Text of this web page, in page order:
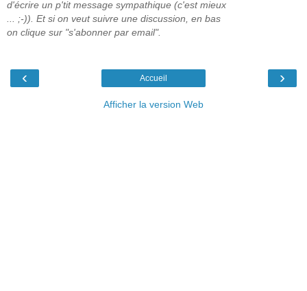
d'écrire un p'tit message sympathique (c'est mieux
... ;-)). Et si on veut suivre une discussion, en bas
on clique sur "s'abonner par email".
‹ ›
Accueil
Afficher la version Web